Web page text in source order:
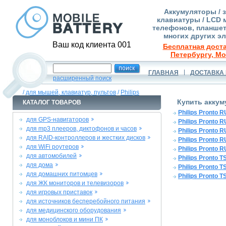
Ваш код клиента 001
Аккумуляторы /
клавиатуры / LCD
телефонов,
многих других
Бесплатная
Петербургу,
расширенный поиск
ГЛАВНАЯ ДОСТАВКА
/для мышей, клавиатур, пультов / Philips
КАТАЛОГ ТОВАРОВ
для GPS-навигаторов
для mp3 плееров, диктофонов и часов
для RAID-контроллеров и жестких дисков
для WiFi роутеров
для автомобилей
для дома
для домашних питомцев
для ЖК мониторов и телевизоров
для игровых приставок
для источников бесперебойного питания
для медицинского оборудования
для моноблоков и мини ПК
Купить
Philips Pronto
Philips Pronto
Philips Pronto
Philips Pronto
Philips Pronto
Philips Pronto
Philips Pronto
Philips Pronto